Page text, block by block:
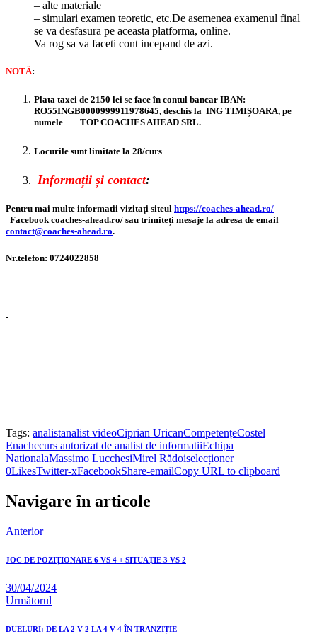
– alte materiale
– simulari examen teoretic, etc.De asemenea examenul final
se va desfasura pe aceasta platforma, online.
Va rog sa va faceti cont incepand de azi.
NOTĂ:
Plata taxei de 2150 lei se face în contul bancar IBAN:
RO55INGB0000999911978645, deschis la ING TIMIȘOARA, pe
numele TOP COACHES AHEAD SRL.
Locurile sunt limitate la 28/curs
Informații și contact:
Pentru mai multe informatii vizitați siteul https://coaches-ahead.ro/
Facebook coaches-ahead.ro/ sau trimiteți mesaje la adresa de email
contact@coaches-ahead.ro.
Nr.telefon: 0724022858
Tags: analistanalist videoCiprian UricanCompetențeCostel
Enachecurs autorizat de analist de informatiiEchipa
NationalaMassimo LucchesiMirel Rădoiselecționer
0LikesTwitter-xFacebookShare-emailCopy URL to clipboard
Navigare în articole
Anterior
JOC DE POZIȚIONARE 6 VS 4 + SITUAȚIE 3 VS 2
30/04/2024
Următorul
DUELURI: DE LA 2 V 2 LA 4 V 4 ÎN TRANZIȚIE